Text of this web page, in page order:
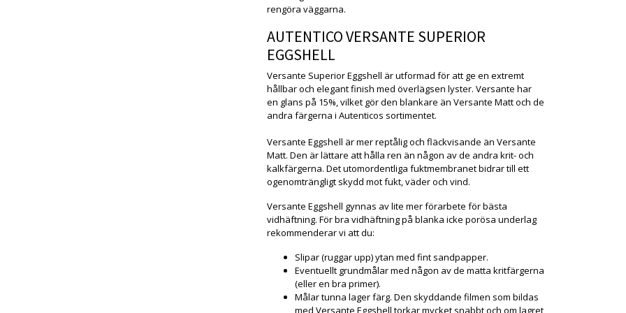
rengöra väggarna.
AUTENTICO VERSANTE SUPERIOR
EGGSHELL
Versante Superior Eggshell är utformad för att ge en extremt
hållbar och elegant finish med överlägsen lyster. Versante har
en glans på 15%, vilket gör den blankare än Versante Matt och de
andra färgerna i Autenticos sortimentet.
Versante Eggshell är mer reptålig och fläckvisande än Versante
Matt. Den är lättare att hålla ren än någon av de andra krit- och
kalkfärgerna. Det utomordentliga fuktmembranet bidrar till ett
ogenomträngligt skydd mot fukt, väder och vind.
Versante Eggshell gynnas av lite mer förarbete för bästa
vidhäftning. För bra vidhäftning på blanka icke porösa underlag
rekommenderar vi att du:
Slipar (ruggar upp) ytan med fint sandpapper.
Eventuellt grundmålar med någon av de matta kritfärgerna
(eller en bra primer).
Målar tunna lager färg. Den skyddande filmen som bildas
med Versante Eggshell torkar mycket snabbt och om lagret